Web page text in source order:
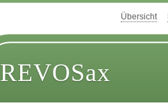
Übersicht
REVOSax